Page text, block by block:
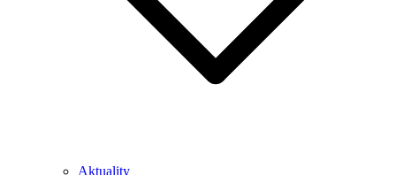
Aktuality